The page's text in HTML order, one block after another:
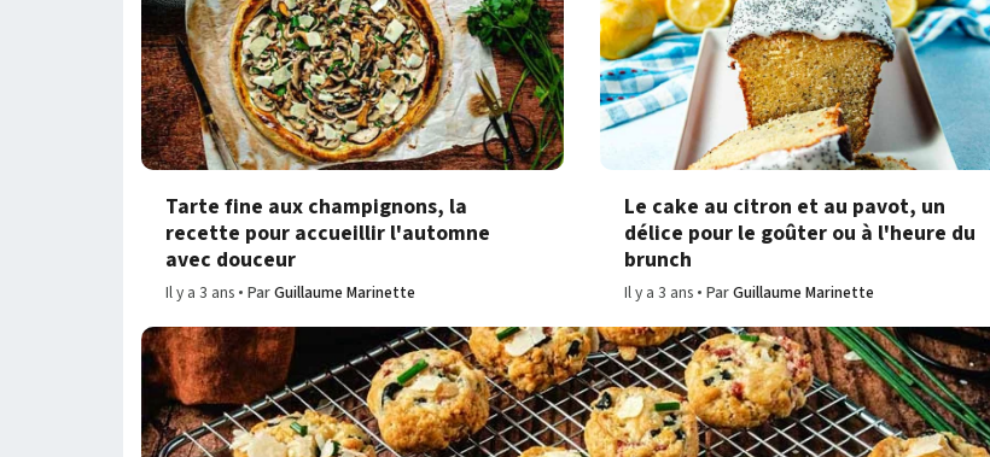
Tarte fine aux champignons, la
recette pour accueillir l'automne
avec douceur
Il y a 3 ans ParGuillaume Marinette
Le cake au citron et au pavot, un
délice pour le goûter ou à l'heure du
brunch
Il y a 3 ans ParGuillaume Marinette